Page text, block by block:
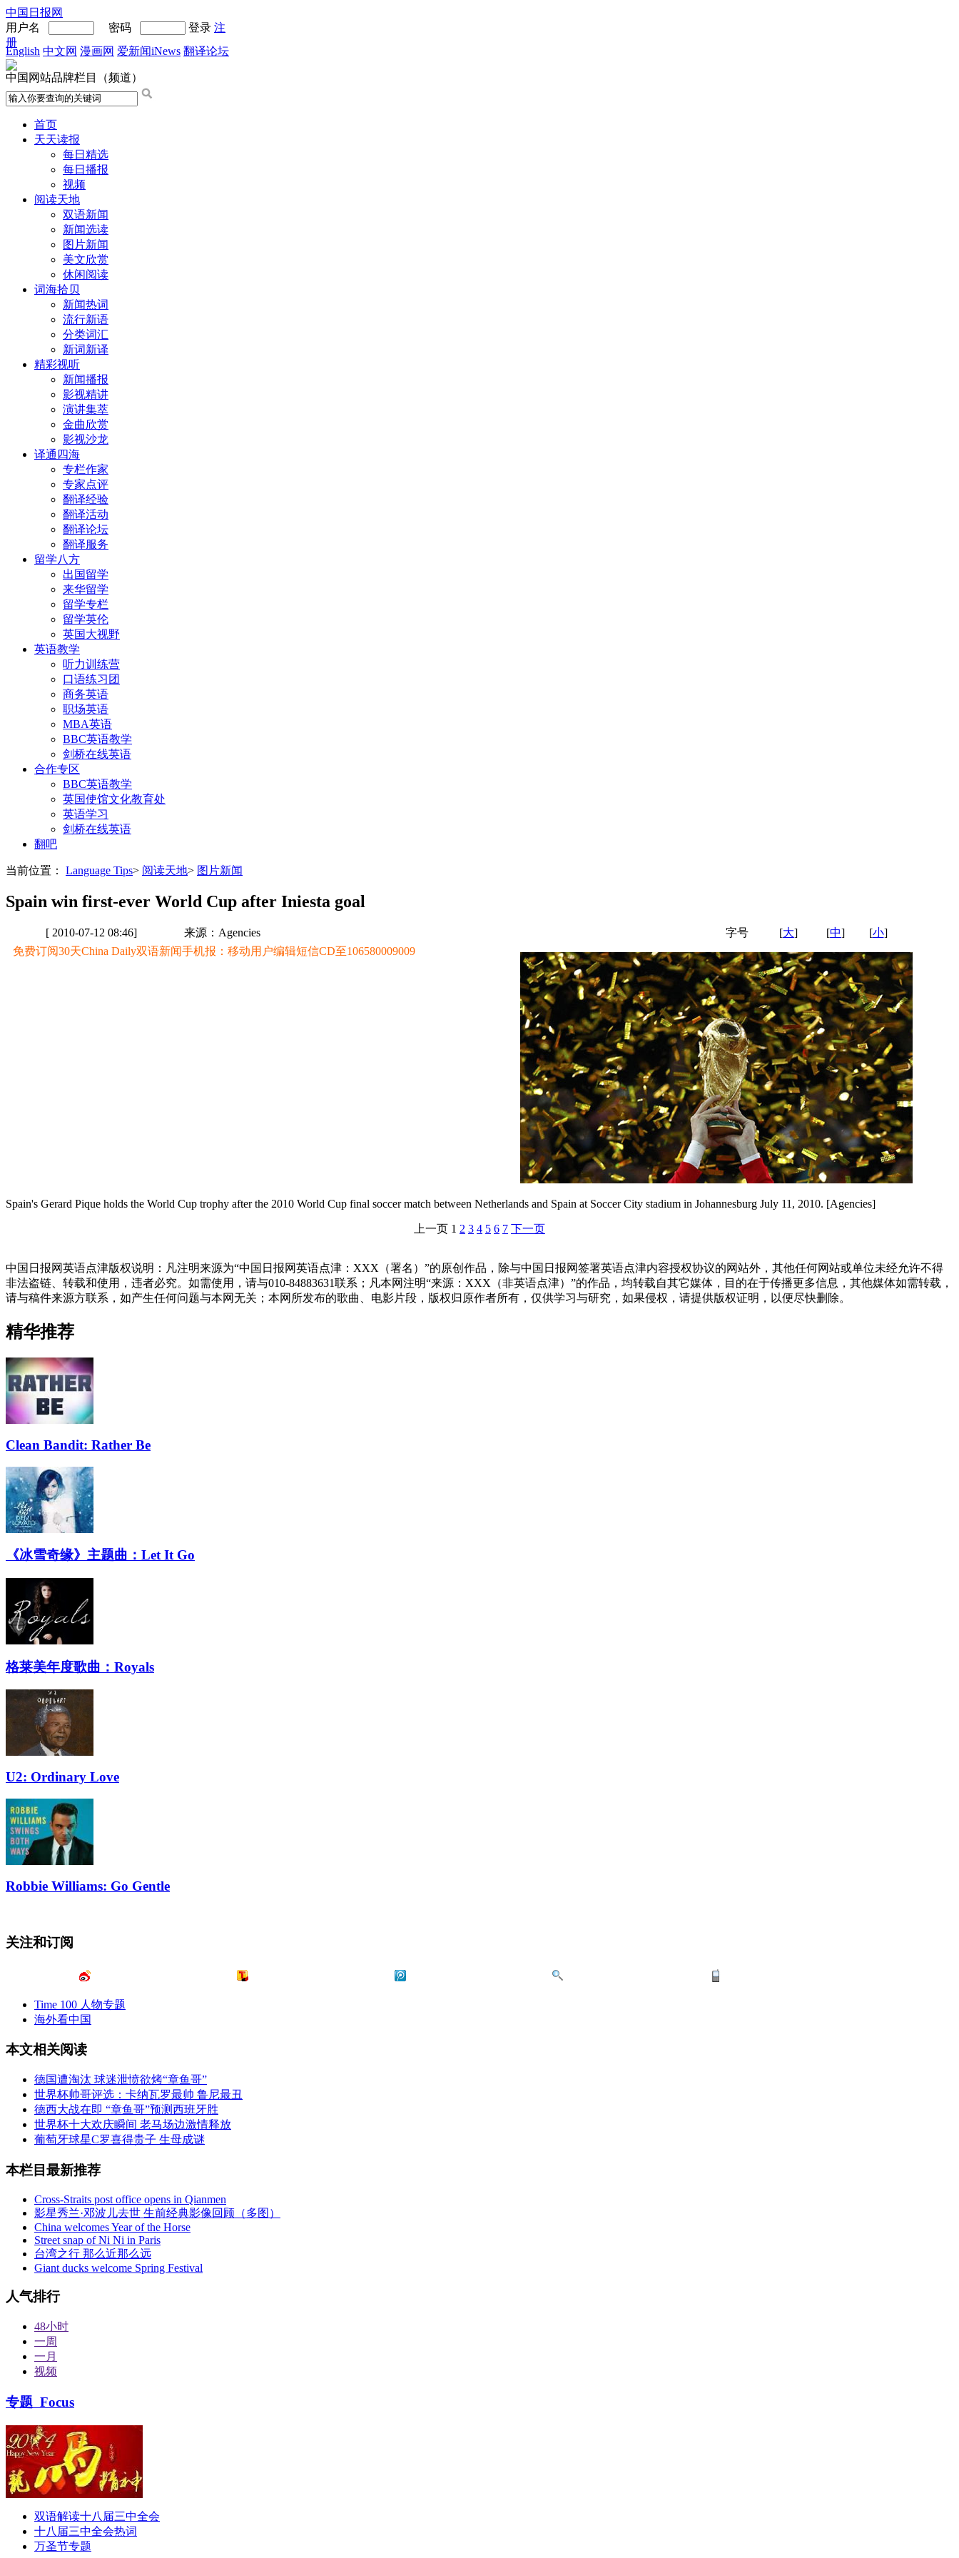
中国日报网
用户名
密码 登录 注
册
English 中文网 漫画网 爱新闻iNews 翻译论坛
中国网站品牌栏目（频道）
首页
天天读报
每日精选
每日播报
视频
阅读天地
双语新闻
新闻选读
图片新闻
美文欣赏
休闲阅读
词海拾贝
新闻热词
流行新语
分类词汇
新词新译
精彩视听
新闻播报
影视精讲
演讲集萃
金曲欣赏
影视沙龙
译通四海
专栏作家
专家点评
翻译经验
翻译活动
翻译论坛
翻译服务
留学八方
出国留学
来华留学
留学专栏
留学英伦
英国大视野
英语教学
听力训练营
口语练习团
商务英语
职场英语
MBA英语
BBC英语教学
剑桥在线英语
合作专区
BBC英语教学
英国使馆文化教育处
英语学习
剑桥在线英语
翻吧
当前位置： Language Tips> 阅读天地> 图片新闻
Spain win first-ever World Cup after Iniesta goal
[ 2010-07-12 08:46] 来源：Agencies 字号 [大] [中] [小]
免费订阅30天China Daily双语新闻手机报：移动用户编辑短信CD至106580009009
Spain's Gerard Pique holds the World Cup trophy after the 2010 World Cup final soccer match between Netherlands and Spain at Soccer City stadium in Johannesburg July 11, 2010. [Agencies]
上一页 1 2 3 4 5 6 7 下一页
中国日报网英语点津版权说明：凡注明来源为“中国日报网英语点津：XXX（署名）”的原创作品，除与中国日报网签署英语点津内容授权协议的网站外，其他任何网站或单位未经允许不得
非法盗链、转载和使用，违者必究。如需使用，请与010-84883631联系；凡本网注明“来源：XXX（非英语点津）”的作品，均转载自其它媒体，目的在于传播更多信息，其他媒体如需转载，
请与稿件来源方联系，如产生任何问题与本网无关；本网所发布的歌曲、电影片段，版权归原作者所有，仅供学习与研究，如果侵权，请提供版权证明，以便尽快删除。
精华推荐
Clean Bandit: Rather Be
《冰雪奇缘》主题曲：Let It Go
格莱美年度歌曲：Royals
U2: Ordinary Love
Robbie Williams: Go Gentle
关注和订阅
Time 100 人物专题
海外看中国
本文相关阅读
德国遭淘汰 球迷泄愤欲烤“章鱼哥”
世界杯帅哥评选：卡纳瓦罗最帅 鲁尼最丑
德西大战在即 “章鱼哥”预测西班牙胜
世界杯十大欢庆瞬间 老马场边激情释放
葡萄牙球星C罗喜得贵子 生母成谜
本栏目最新推荐
Cross-Straits post office opens in Qianmen
影星秀兰·邓波儿去世 生前经典影像回顾（多图）
China welcomes Year of the Horse
Street snap of Ni Ni in Paris
台湾之行 那么近那么远
Giant ducks welcome Spring Festival
人气排行
48小时
一周
一月
视频
专题 Focus
双语解读十八届三中全会
十八届三中全会热词
万圣节专题